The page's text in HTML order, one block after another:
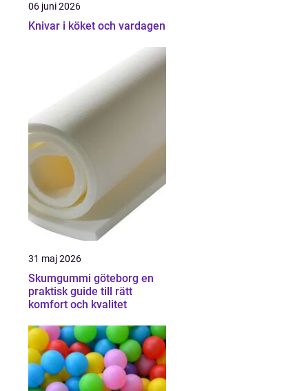
06 juni 2026
Knivar i köket och vardagen
31 maj 2026
Skumgummi göteborg en
praktisk guide till rätt
komfort och kvalitet